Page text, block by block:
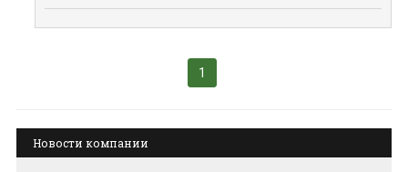
1
Новости компании